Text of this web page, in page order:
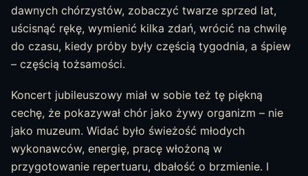
dawnych chórzystów, zobaczyć twarze sprzed lat,
uścisnąć rękę, wymienić kilka zdań, wrócić na chwilę
do czasu, kiedy próby były częścią tygodnia, a śpiew
– częścią tożsamości.
Koncert jubileuszowy miał w sobie też tę piękną
cechę, że pokazywał chór jako żywy organizm – nie
jako muzeum. Widać było świeżość młodych
wykonawców, energię, pracę włożoną w
przygotowanie repertuaru, dbałość o brzmienie. I